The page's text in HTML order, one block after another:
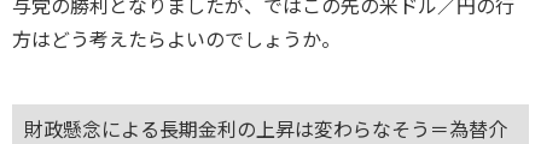
与党の勝利となりましたが、ではこの先の米ドル／円の行
方はどう考えたらよいのでしょうか。
財政懸念による長期金利の上昇は変わらなそう＝為替介